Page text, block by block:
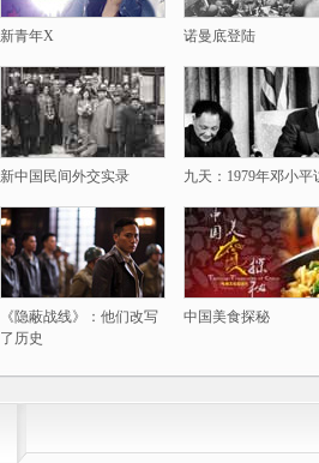
新青年X 诺曼底登陆
新中国民间外交实录 九天：1979年邓小平
《隐蔽战线》：他们改写
了历史
中国美食探秘